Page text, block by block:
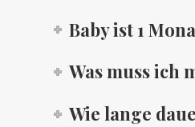
Baby ist 1
Was muss ich
Wie lange